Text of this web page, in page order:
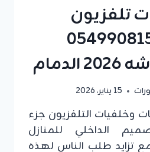
تلفزيون
ت: 0549908153
15 يناير، 2026
وخلفيات التلفزيون جزء
الداخلي للمنازل
تزايد طلب الناس لهذه